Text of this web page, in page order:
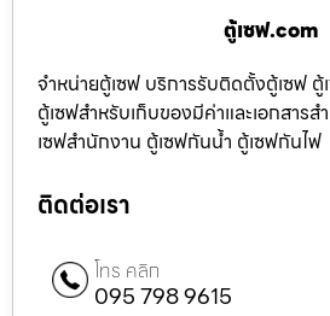
ตู้เซฟ.com
จำหน่ายตู้เซฟ บริการรับติดตั้งตู้เซฟ
ตู้เซฟสำหรับเก็บของมีค่าและเอกสาร
เซฟสำนักงาน ตู้เซฟกันน้ำ ตู้เซฟกันไฟ
ติดต่อเรา
โทร คลิก
095 798 9615